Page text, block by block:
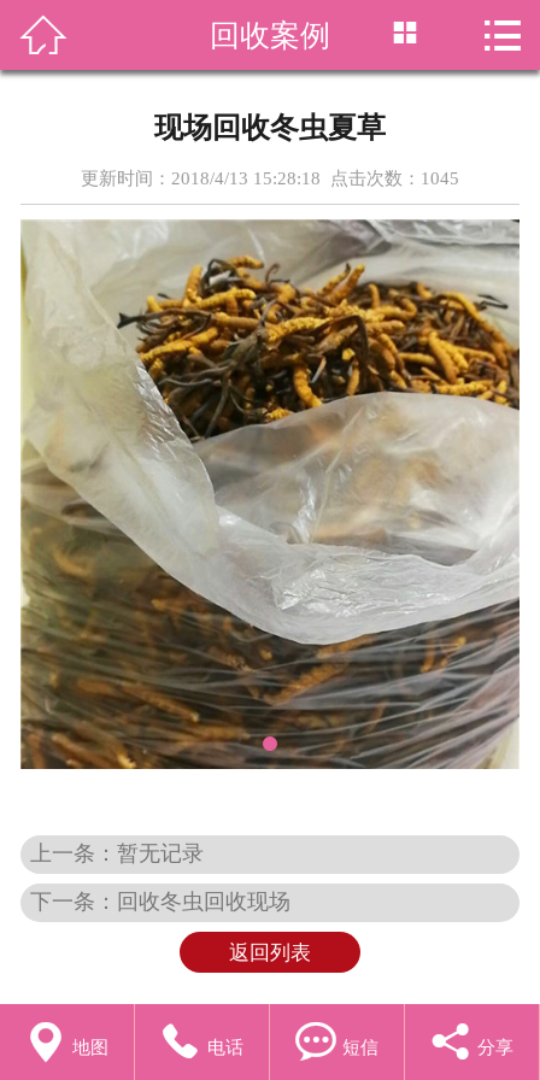
 首页
新闻资讯
回收价格
回收案例
虫草资讯
在线留言
联系我们
 回收案例  
现场回收冬虫夏草
更新时间：2018/4/13 15:28:18 点击次数： 1045
上一条：暂无记录
下一条：回收冬虫回收现场
返回列表
 地图  电话  短信  分享